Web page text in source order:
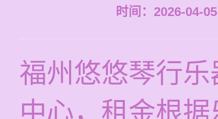
时间：2026-04-
福州悠悠琴行
中心，租金根